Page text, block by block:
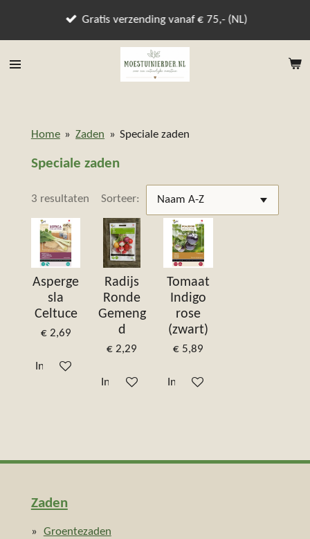
de
Gratis verzending vanaf € 75,- (NL)
Home » Zaden » Speciale zaden
Speciale zaden
3 resultaten Sorteer:
Asperge
sla
Celtuce
€ 2,69
In winkelwagen
Radijs
Ronde
Gemeng
d
€ 2,29
In winkelwagen
Tomaat
Indigo
rose
(zwart)
€ 5,89
In winkelwagen
Zaden
Groentezaden